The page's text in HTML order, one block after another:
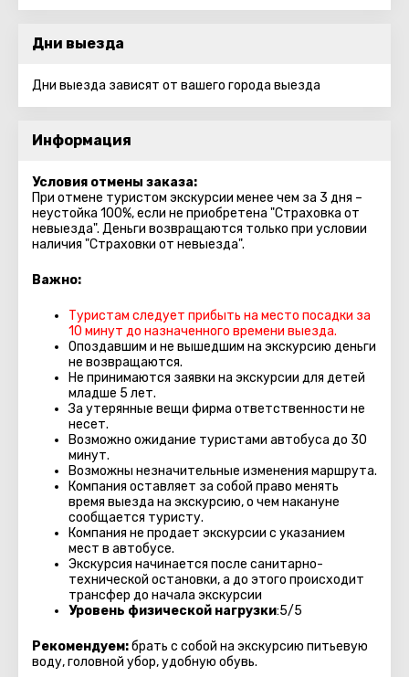
Дни выезда
Дни выезда зависят от вашего города выезда
Информация
Условия отмены заказа:
При отмене туристом экскурсии менее чем за 3 дня –
неустойка 100%, если не приобретена "Страховка от
невыезда". Деньги возвращаются только при условии
наличия "Страховки от невыезда".
Важно:
Туристам следует прибыть на место посадки за
10 минут до назначенного времени выезда.
Опоздавшим и не вышедшим на экскурсию деньги
не возвращаются.
Не принимаются заявки на экскурсии для детей
младше 5 лет.
За утерянные вещи фирма ответственности не
несет.
Возможно ожидание туристами автобуса до 30
минут.
Возможны незначительные изменения маршрута.
Компания оставляет за собой право менять
время выезда на экскурсию, о чем накануне
сообщается туристу.
Компания не продает экскурсии с указанием
мест в автобуcе.
Экскурсия начинается после санитарно-
технической остановки, а до этого происходит
трансфер до начала экскурсии
Уровень физической нагрузки:5/5
Рекомендуем:брать с собой на экскурсию питьевую
воду, головной убор, удобную обувь.